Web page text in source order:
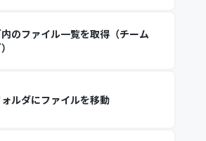
のファイル一覧を取得（チーム
ルダにファイルを移動